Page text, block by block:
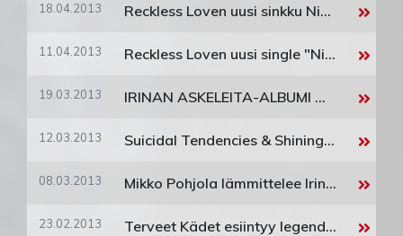
18.04.2013 Reckless Loven uusi sinkku Night On Fire julkaistaan 26.4.! Yhtye viimeistelee parhaillaan kolmatta albumiaan julkaistavaksi elokuussa.
11.04.2013 Reckless Loven uusi single "Night On Fire" julkaistaan 26.04.2013!
19.03.2013 IRINAN ASKELEITA-ALBUMI MYI KULTAA!
12.03.2013 Suicidal Tendencies & Shining Suomeen!
08.03.2013 Mikko Pohjola lämmittelee Irinaa
23.02.2013 Terveet Kädet esiintyy legendaarisella Rebellion punk festivaalilla ensi kesänä!